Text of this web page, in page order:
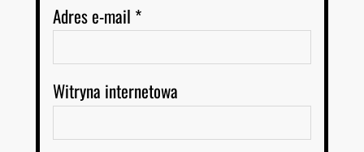
Adres e-mail *
Witryna internetowa